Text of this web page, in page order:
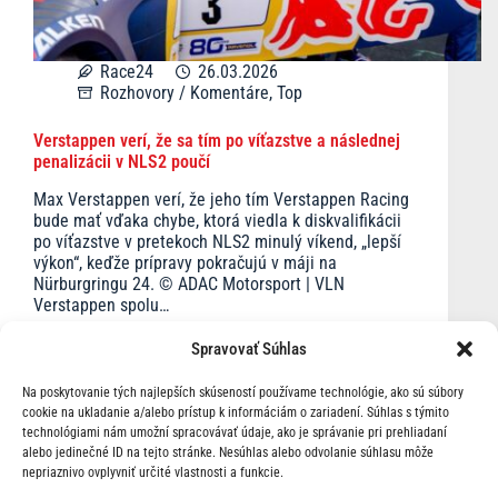
Spravovať Súhlas
Na poskytovanie tých najlepších skúseností používame technológie, ako sú súbory
cookie na ukladanie a/alebo prístup k informáciám o zariadení. Súhlas s týmito
technológiami nám umožní spracovávať údaje, ako je správanie pri prehliadaní
alebo jedinečné ID na tejto stránke. Nesúhlas alebo odvolanie súhlasu môže
nepriaznivo ovplyvniť určité vlastnosti a funkcie.
Race24
26.03.2026
Rozhovory / Komentáre, Top
Verstappen verí, že sa tím po víťazstve a následnej
penalizácii v NLS2 poučí
Max Verstappen verí, že jeho tím Verstappen Racing
bude mať vďaka chybe, ktorá viedla k diskvalifikácii
po víťazstve v pretekoch NLS2 minulý víkend, „lepší
výkon“, keďže prípravy pokračujú v máji na
Nürburgringu 24. © ADAC Motorsport | VLN
Verstappen spolu…